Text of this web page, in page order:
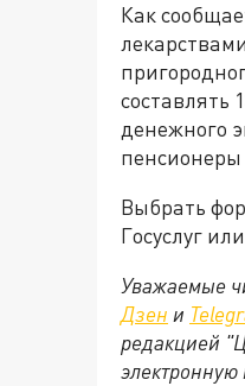
Как
составлять
денежного
пенсионеры
Выбрать
Госуслуг
Уважаемые
Дзен и
редакцией
электронную